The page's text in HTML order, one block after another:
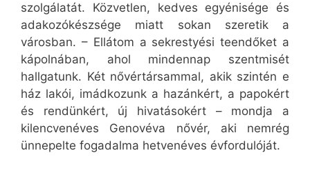
szolgálatát. Közvetlen, kedves egyénisége és
adakozókészsége miatt sokan szeretik a
városban. – Ellátom a sekrestyési teendőket a
kápolnában, ahol mindennap szentmisét
hallgatunk. Két nővértársammal, akik szintén e
ház lakói, imádkozunk a hazánkért, a papokért
és rendünkért, új hivatásokért – mondja a
kilencvenéves Genovéva nővér, aki nemrég
ünnepelte fogadalma hetvenéves évfordulóját.